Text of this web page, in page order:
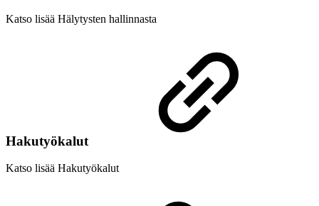
Katso lisää Hälytysten hallinnasta
Hakutyökalut
Katso lisää Hakutyökalut